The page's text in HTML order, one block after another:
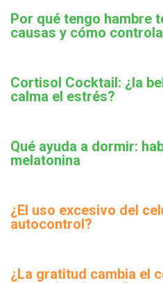
Por qué tengo hambre
causas y cómo
Cortisol Cocktail: ¿la
calma el estrés?
Qué ayuda a dormir:
melatonina
¿El uso excesivo del
autocontrol?
¿La gratitud cambia el